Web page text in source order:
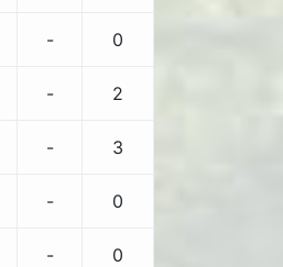
- 0
- 2
- 3
- 0
- 0